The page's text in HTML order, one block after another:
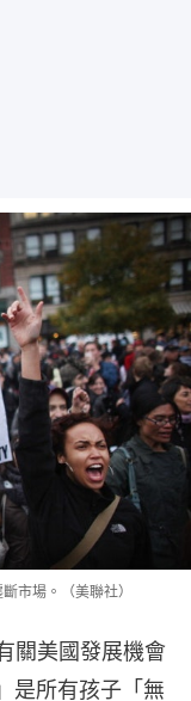
市場。（美聯社）
關美國發展機會
是所有孩子「無